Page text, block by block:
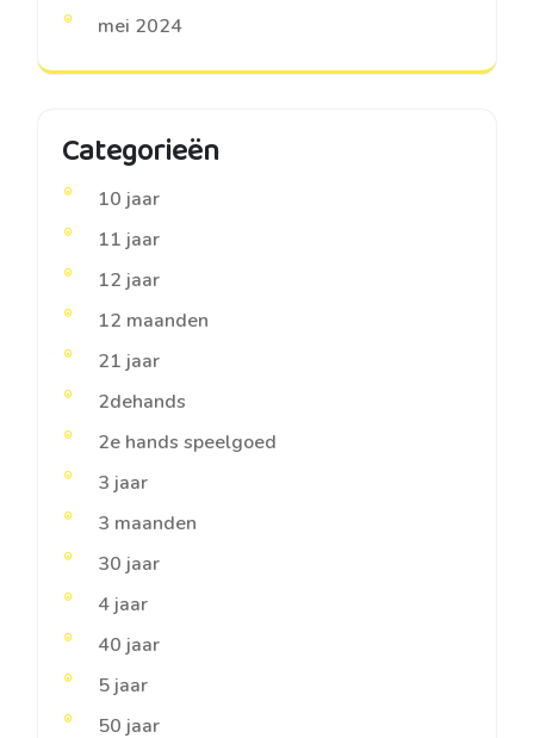
mei 2024
Categorieën
10 jaar
11 jaar
12 jaar
12 maanden
21 jaar
2dehands
2e hands speelgoed
3 jaar
3 maanden
30 jaar
4 jaar
40 jaar
5 jaar
50 jaar